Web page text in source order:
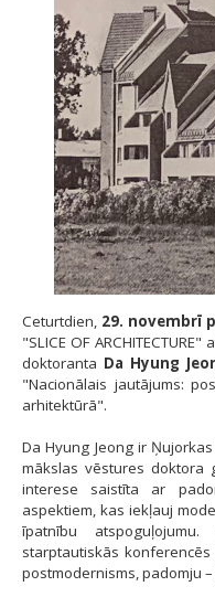
Ceturtdien, 29. novembrī
"SLICE OF
doktoranta Da Hyung
"Nacionālais jautājums:
arhitektūrā".
Da Hyung Jeong ir
mākslas vēstures doktora
interese saistīta ar
aspektiem, kas iekļauj
īpatnību
starptautiskās
postmodernisms, padomju